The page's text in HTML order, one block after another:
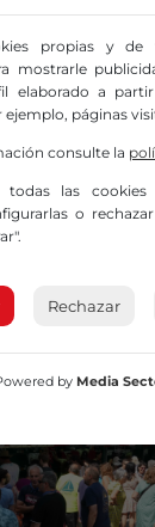
Vieja de Lezama
propias y de
mostrarle
elaborado a
páginas
consulte la
todas las
o
Rechazar
by Media